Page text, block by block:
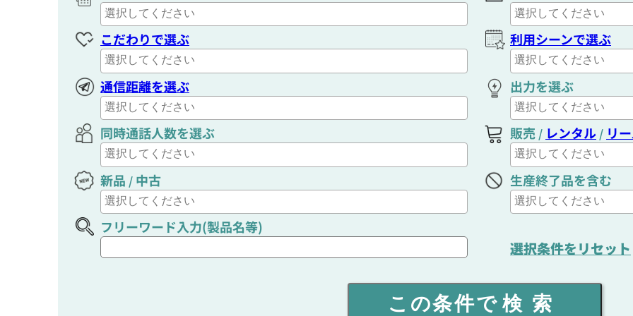
こだわりで選ぶ 利用シーンで選ぶ
通信距離を選ぶ 出力を選ぶ
同時通話人数を選ぶ 販売 / レンタル / リ
新品 / 中古 生産終了品を含む
フリーワード入力(製品名等)
選択条件をリセット
この条件で 検索